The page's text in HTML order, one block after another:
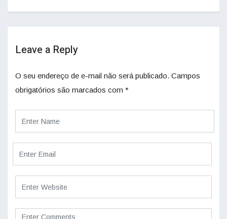
Leave a Reply
O seu endereço de e-mail não será publicado. Campos
obrigatórios são marcados com *